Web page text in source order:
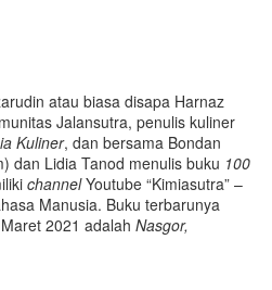
atau biasa disapa Harnaz
Jalansutra, penulis kuliner
Kuliner, dan bersama Bondan
dan Lidia Tanod menulis buku 100
channelYoutube “Kimiasutra” –
Manusia. Buku terbarunya
2021 adalah Nasgor,